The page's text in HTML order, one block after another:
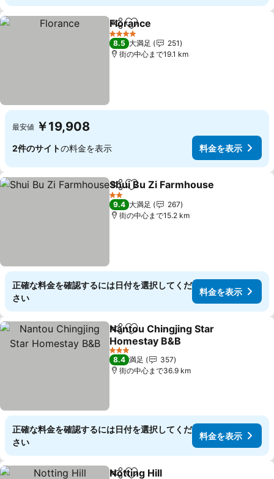
シェアお気に入りに追加
Florance
4 ホテルのランク
8.5 大満足
251
街の中心まで19.1 km
最安値 ￥19,908
2件のサイトの料金を表示 料金を表示
シェアお気に入りに追加
Shui Bu Zi Farmhouse
2 ホテルのランク
9.4 大満足
267
街の中心まで15.2 km
正確な料金を確認するには日付を選択してくだ
さい
料金を表示
シェアお気に入りに追加
Nantou Chingjing Star
Homestay B&B
料金を表示
3 ホテルのランク
8.4 満足
357
街の中心まで36.9 km
正確な料金を確認するには日付を選択してくだ
さい
料金を表示
Notting Hill